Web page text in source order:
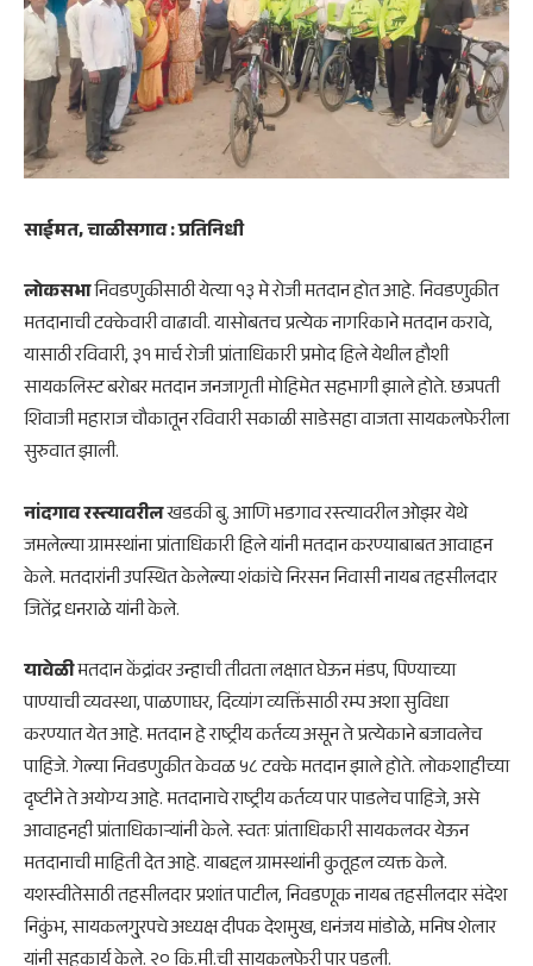
साईमत, चाळीसगाव : प्रतिनिधी
लोकसभानिवडणुकीसाठी येत्या १३ मे रोजी मतदान होत आहे. निवडणुकीत
मतदानाची टक्केवारी वाढावी. यासोबतच प्रत्येक नागरिकाने मतदान करावे,
यासाठी रविवारी, ३१ मार्च रोजी प्रांताधिकारी प्रमोद हिले येथील हौशी
सायकलिस्ट बरोबर मतदान जनजागृती मोहिमेत सहभागी झाले होते. छत्रपती
शिवाजी महाराज चौकातून रविवारी सकाळी साडेसहा वाजता सायकलफेरीला
सुरुवात झाली.
नांदगाव रस्त्यावरीलखडकी बु. आणि भडगाव रस्त्यावरील ओझर येथे
जमलेल्या ग्रामस्थांना प्रांताधिकारी हिले यांनी मतदान करण्याबाबत आवाहन
केले. मतदारांनी उपस्थित केलेल्या शंकांचे निरसन निवासी नायब तहसीलदार
जितेंद्र धनराळे यांनी केले.
यावेळीमतदान केंद्रांवर उन्हाची तीव्रता लक्षात घेऊन मंडप, पिण्याच्या
पाण्याची व्यवस्था, पाळणाघर, दिव्यांग व्यक्तिंसाठी रम्प अशा सुविधा
करण्यात येत आहे. मतदान हे राष्ट्रीय कर्तव्य असून ते प्रत्येकाने बजावलेच
पाहिजे. गेल्या निवडणुकीत केवळ ५८ टक्के मतदान झाले होते. लोकशाहीच्या
दृष्टीने ते अयोग्य आहे. मतदानाचे राष्ट्रीय कर्तव्य पार पाडलेच पाहिजे, असे
आवाहनही प्रांताधिकाऱ्यांनी केले. स्वतः प्रांताधिकारी सायकलवर येऊन
मतदानाची माहिती देत आहे. याबद्दल ग्रामस्थांनी कुतूहल व्यक्त केले.
यशस्वीतेसाठी तहसीलदार प्रशांत पाटील, निवडणूक नायब तहसीलदार संदेश
निकुंभ, सायकलगु्रपचे अध्यक्ष दीपक देशमुख, धनंजय मांडोळे, मनिष शेलार